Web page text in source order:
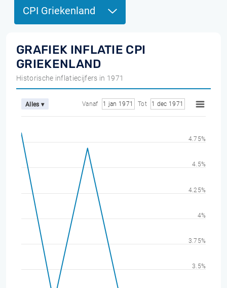
CPI Griekenland
GRAFIEK INFLATIE CPI
GRIEKENLAND
Historische inflatiecijfers in 1971
Alles ▾ Vanaf 1 jan 1971 Tot 1 dec 1971
3.5%
3.75%
4%
4.25%
4.5%
4.75%